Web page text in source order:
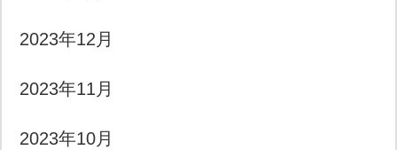
2023年12月
2023年11月
2023年10月